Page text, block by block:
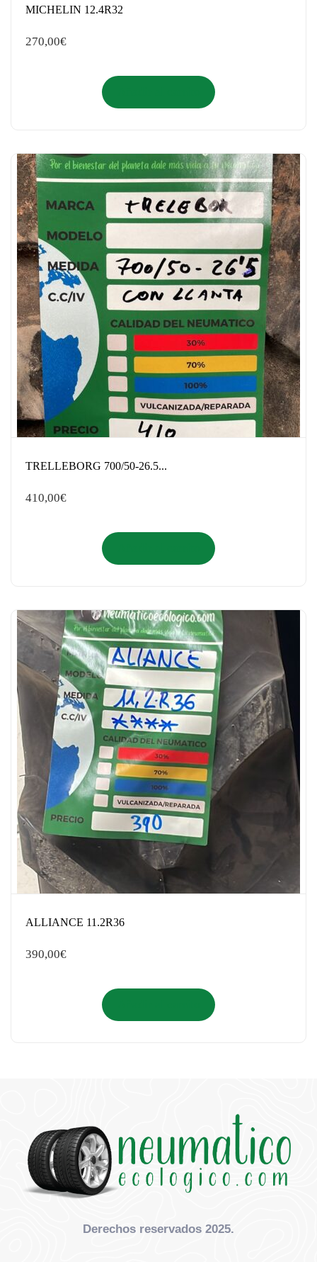
MICHELIN 12.4R32
270,00€
TRELLEBORG 700/50-26.5...
410,00€
ALLIANCE 11.2R36
390,00€
Derechos reservados 2025.